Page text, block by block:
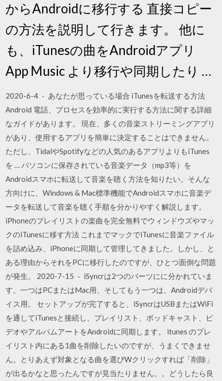
からAndroidに移行する 直接コピー
の方法を説明して行きます。 他に
も、iTunesの曲をAndroidアプリ
App Music より移行や同期したり …
2020-6-4 · あなたが思っている場合 iTunesを転送する方法
Android 電話、プロセスを効率的に実行する方法に関する詳細
なガイドがあります。 現在、多くの音楽ストリーミングアプリ
があり、使用するアプリを簡単に決定することはできません。
ただし、TidalやSpotifyなどの人気のあるアプリよりもiTunes
を … パソコンに保存されている音楽データ（mp3等）を
Androidスマホに転送して音楽を聴く方法を知りたい。そんな
方向けに、Windows & Mac標準機能でAndroidスマホに音楽デ
ータを転送して音楽を聴く手順を分かりやすく解説します。
iPhoneのプレイリストの楽曲を完全無料でウィンドウズやマッ
クのiTunesに移す方法 これまでマックでiTunesに音楽ファイル
を詰め込み、iPhoneに同期して管理してきました。しかし、と
ある理由からそれをPCに移行したのですが、ひとつ面倒な問題
が発生。 2020-7-15 · iSyncrは2つのパーツにに分かれていま
す。一つはPCまたはMac用、そしてもう一つは、Androidデバ
イス用。 セットアップが完了すると、iSyncrはUSBまたはWiFi
を通してiTunesと接続し、プレイリスト、ポッドキャスト、ビ
デオやアルバムアートをAndroidに同期します。 itunes のプレ
イリスト内にある1曲を削除したいのですが、うまくできませ
ん。とりあえず対象となる曲を選びWクリックすれば「削除」
が出るかなと思ったんですが見当たりません。。どうしたら良